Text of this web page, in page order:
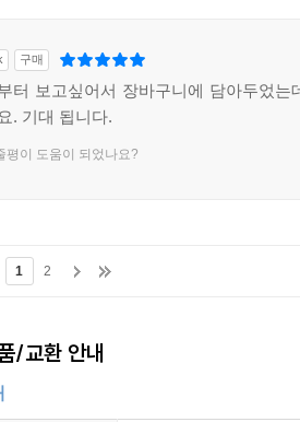
구매
터 보고싶어서 장바구니에 담아두었는
. 기대 됩니다.
평이 도움이 되었나요?
1 2
/교환 안내